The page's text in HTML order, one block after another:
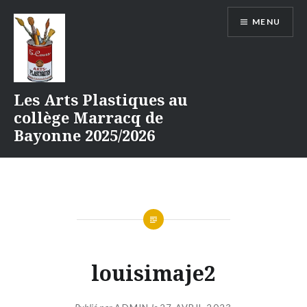
contenu
Les Arts Plastiques au
collège Marracq de
Bayonne 2025/2026
MENU
louisimaje2